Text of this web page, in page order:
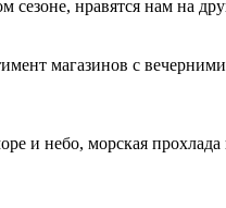
нравятся нам на
магазинов с
и небо, морская